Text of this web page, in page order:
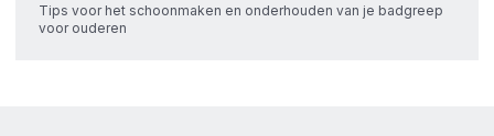
Tips voor het schoonmaken en onderhouden van je badgreep
voor ouderen